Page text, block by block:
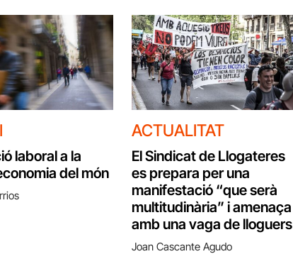
laboral a la
del món
ACTUALITAT
El Sindicat de Llogateres
es prepara per una
manifestació “que serà
multitudinària” i amenaça
amb una vaga de lloguers
Joan Cascante Agudo